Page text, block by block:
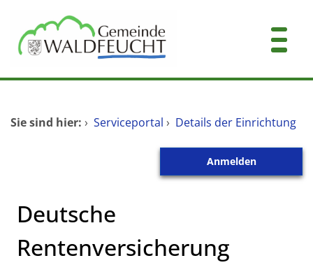
Zum Hauptinhalt springen
Dienstleistungen A-Z
Sie sind hier: › Serviceportal › Details der Einrichtung
Anmelden
Deutsche
Rentenversicherung